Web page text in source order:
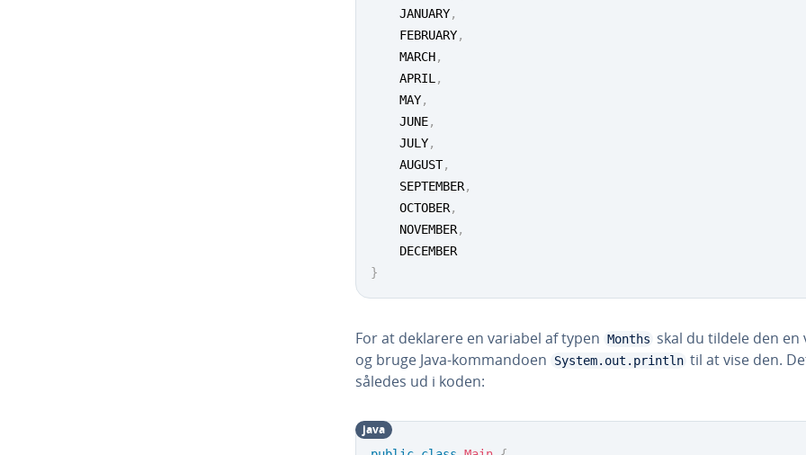
	JANUARY
,
	FEBRUARY
,
	MARCH
,
	APRIL
,
	MAY
,
	JUNE
,
	JULY
,
	AUGUST
,
	SEPTEMBER
,
	OCTOBER
,
	NOVEMBER
,
}
For at deklarere en variabel af typen Months skal du tildele den
og bruge Java-kom­man­do­en
System.out.println til at vise den.
således ud i koden:
java